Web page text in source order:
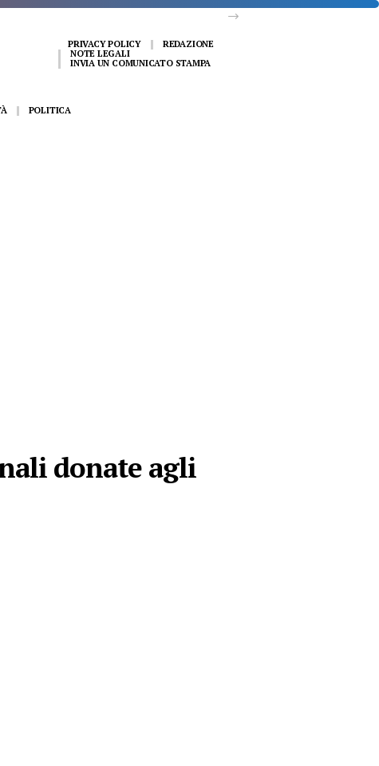
PRIVACY POLICY
REDAZIONE
NOTE LEGALI
INVIA UN COMUNICATO STAMPA
POLITICA
donate agli